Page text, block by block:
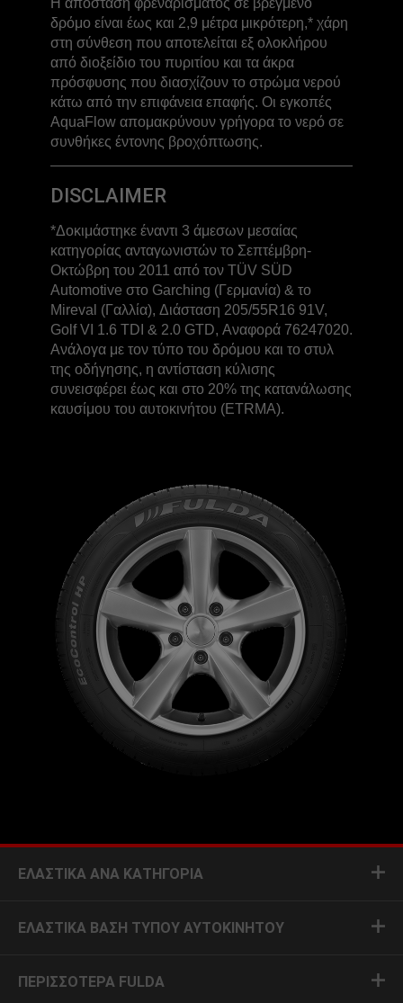
Η απόσταση φρεναρίσματος σε βρεγμένο
δρόμο είναι έως και 2,9 μέτρα μικρότερη,* χάρη
στη σύνθεση που αποτελείται εξ ολοκλήρου
από διοξείδιο του πυριτίου και τα άκρα
πρόσφυσης που διασχίζουν το στρώμα νερού
κάτω από την επιφάνεια επαφής. Οι εγκοπές
AquaFlow απομακρύνουν γρήγορα το νερό σε
συνθήκες έντονης βροχόπτωσης.
DISCLAIMER
*Δοκιμάστηκε έναντι 3 άμεσων μεσαίας
κατηγορίας ανταγωνιστών το Σεπτέμβρη-
Οκτώβρη του 2011 από τον TÜV SÜD
Automotive στο Garching (Γερμανία) & το
Mireval (Γαλλία), Διάσταση 205/55R16 91V,
Golf VI 1.6 TDI & 2.0 GTD, Αναφορά 76247020.
Ανάλογα με τον τύπο του δρόμου και το στυλ
της οδήγησης, η αντίσταση κύλισης
συνεισφέρει έως και στο 20% της κατανάλωσης
καυσίμου του αυτοκινήτου (ETRMA).
ΕΛΑΣΤΙΚΆ ΑΝΆ ΚΑΤΗΓΟΡΊΑ
ΕΛΑΣΤΙΚΆ ΒΆΣΗ ΤΎΠΟΥ ΑΥΤΟΚΙΝΉΤΟΥ
ΠΕΡΙΣΣΌΤΕΡΑ FULDA